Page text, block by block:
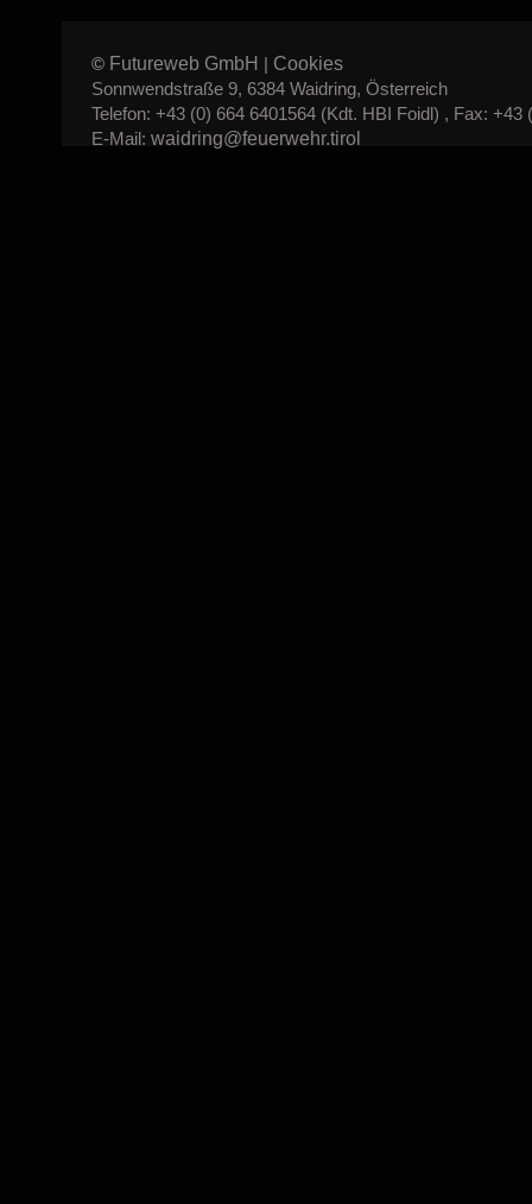
© Futureweb GmbH | Cookies
Sonnwendstraße 9, 6384 Waidring, Österreich
Telefon: +43 (0) 664 6401564 (Kdt. HBI Foidl) , Fax: +43
E-Mail: waidring@feuerwehr.tirol